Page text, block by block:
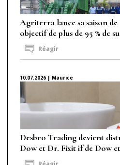
Agriterra lance sa saison de
objectif de plus de 95 % de
Réagir
10.07.2026 | Maurice
Desbro Trading devient
Dow et Dr. Fixit if de Dow